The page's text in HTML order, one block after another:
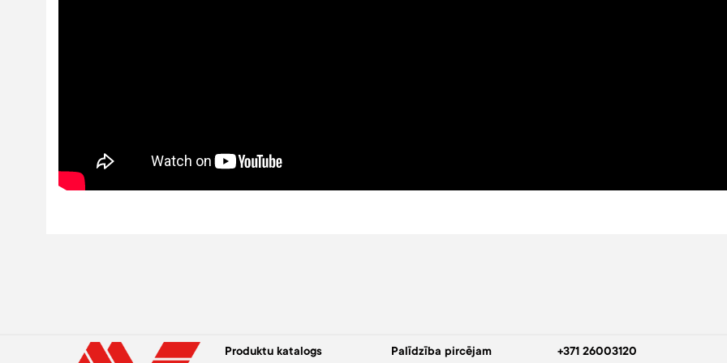
Produktu katalogs Palīdzība pircējam +371 26003120